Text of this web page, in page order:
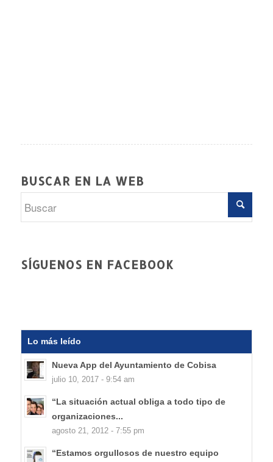
BUSCAR EN LA WEB
SÍGUENOS EN FACEBOOK
Lo más leído
Nueva App del Ayuntamiento de Cobisa
julio 10, 2017 - 9:54 am
“La situación actual obliga a todo tipo de
organizaciones...
agosto 21, 2012 - 7:55 pm
“Estamos orgullosos de nuestro equipo